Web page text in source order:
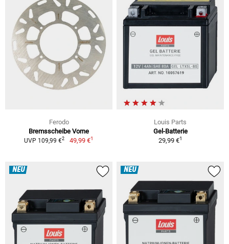
Ferodo
Bremsscheibe Vorne
UVP 109,99 €2 49,99 €1
Louis Parts
Gel-Batterie
29,99 €1
NEU NEU